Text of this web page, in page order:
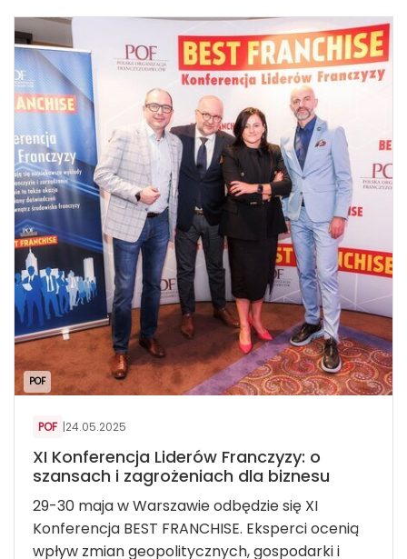
POF
POF |24.05.2025
XI Konferencja Liderów Franczyzy: o
szansach i zagrożeniach dla biznesu
29-30 maja w Warszawie odbędzie się XI
Konferencja BEST FRANCHISE. Eksperci ocenią
wpływ zmian geopolitycznych, gospodarki i